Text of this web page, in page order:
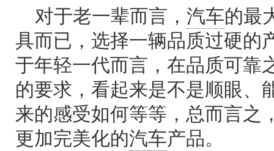
对于老一辈而言， 汽车的最
具而已，选择一辆品质过硬的
于年轻一代而言，在品质可靠
的要求，看起来是不是顺眼、
来的感受如何等等，总而言之
更加完美化的汽车产品。